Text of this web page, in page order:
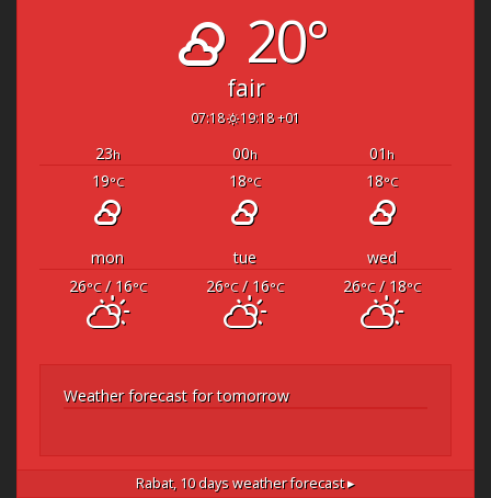
20°
fair
07:18 19:18 +01
23h 00h 01 h
19°C 18°C 18°C
mon tue
wed
26°C/ 16°C 26°C/ 16°C 26°C/ 18°C
Weather forecast for tomorrow
Rabat, 10 days weather forecast ▸